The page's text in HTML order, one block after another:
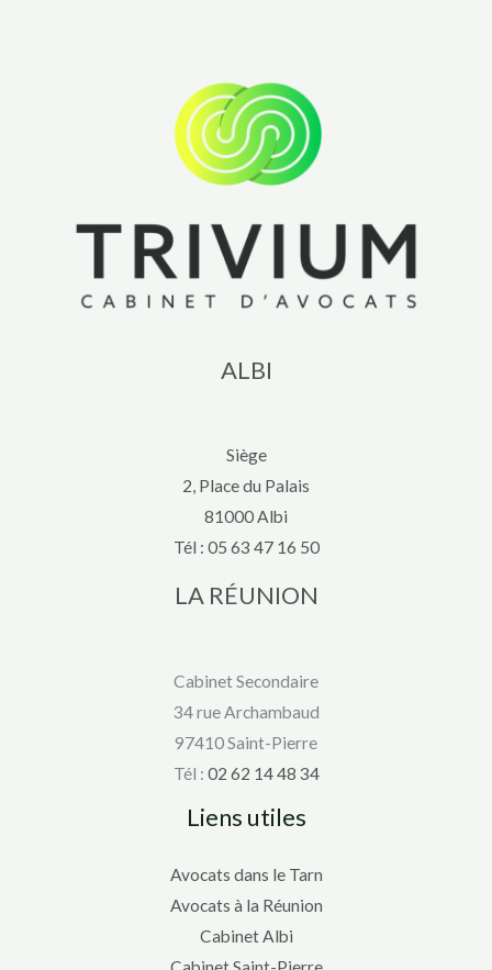
ALBI
Siège
2, Place du Palais
81000 Albi
Tél : 05 63 47 16 50
LA RÉUNION
Cabinet Secondaire
34 rue Archambaud
97410 Saint-Pierre
Tél : 02 62 14 48 34
Liens utiles
Avocats dans le Tarn
Avocats à la Réunion
Cabinet Albi